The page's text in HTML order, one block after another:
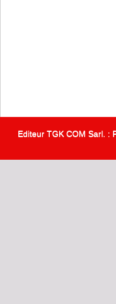
Editeur TGK COM Sarl. :